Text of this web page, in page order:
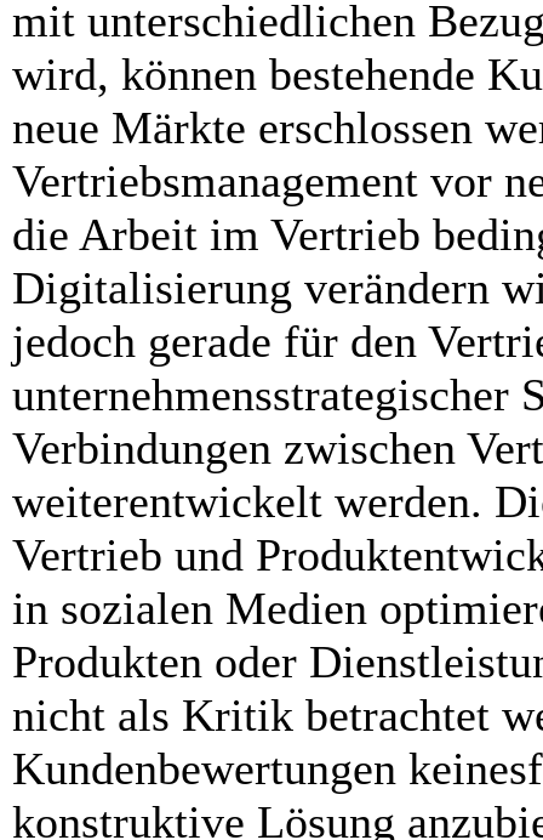
mit unterschiedlichen
wird, können bestehende
neue Märkte erschlossen
Vertriebsmanagement vor
die Arbeit im Vertrieb
Digitalisierung verändern
jedoch gerade für den
unternehmensstrategischer
Verbindungen zwischen
weiterentwickelt werden.
Vertrieb und
in sozialen Medien
Produkten oder
nicht als Kritik betrachtet
Kundenbewertungen
konstruktive Lösung